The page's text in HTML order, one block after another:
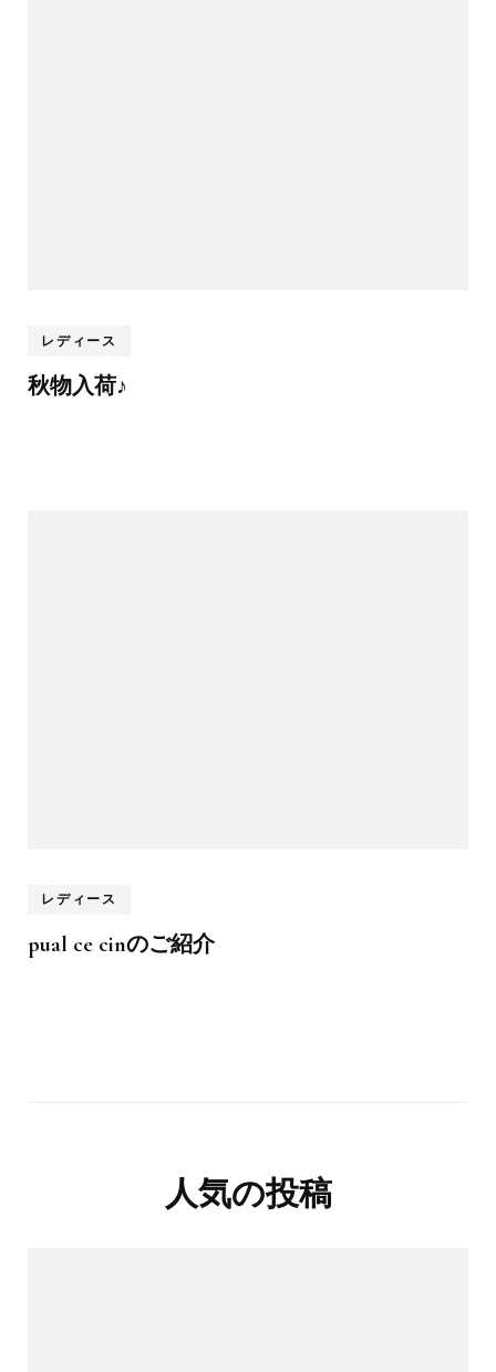
レディース
秋物入荷♪
レディース
pual ce cinのご紹介
人気の投稿